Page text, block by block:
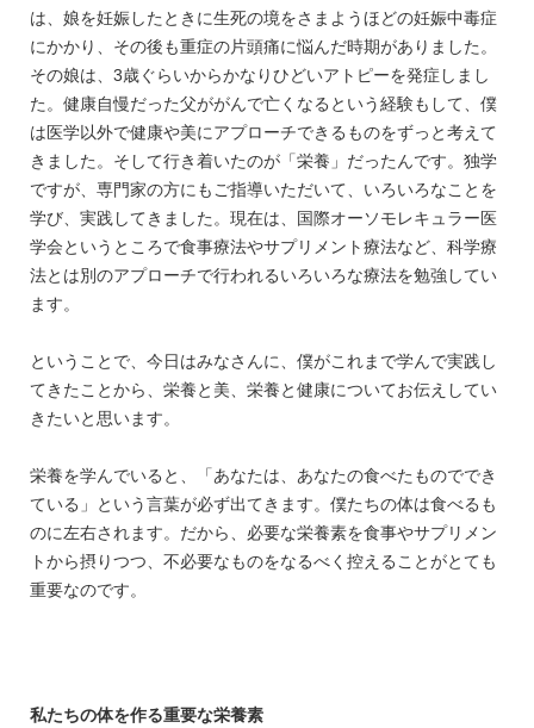
は、娘を妊娠したときに生死の境をさまようほどの妊娠中毒症
にかかり、その後も重症の片頭痛に悩んだ時期がありました。
その娘は、3歳ぐらいからかなりひどいアトピーを発症しまし
た。健康自慢だった父ががんで亡くなるという経験もして、僕
は医学以外で健康や美にアプローチできるものをずっと考えて
きました。そして行き着いたのが「栄養」だったんです。独学
ですが、専門家の方にもご指導いただいて、いろいろなことを
学び、実践してきました。現在は、国際オーソモレキュラー医
学会というところで食事療法やサプリメント療法など、科学療
法とは別のアプローチで行われるいろいろな療法を勉強してい
ます。
ということで、今日はみなさんに、僕がこれまで学んで実践し
てきたことから、栄養と美、栄養と健康についてお伝えしてい
きたいと思います。
栄養を学んでいると、「あなたは、あなたの食べたものででき
ている」という言葉が必ず出てきます。僕たちの体は食べるも
のに左右されます。だから、必要な栄養素を食事やサプリメン
トから摂りつつ、不必要なものをなるべく控えることがとても
重要なのです。
私たちの体を作る重要な栄養素